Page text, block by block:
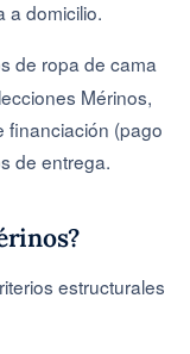
a domicilio.
de ropa de cama
Mérinos,
financiación (pago
de entrega.
estructurales